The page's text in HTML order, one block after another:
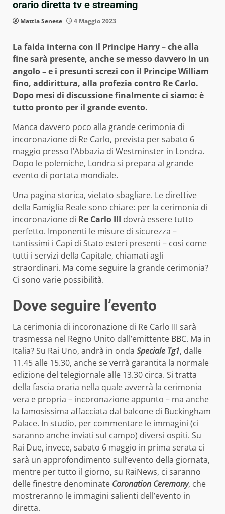
orario diretta tv e streaming
Mattia Senese 4 Maggio 2023
La faida interna con il Principe Harry – che alla
fine sarà presente, anche se messo davvero in un
angolo – e i presunti screzi con il Principe William
fino, addirittura, alla profezia contro Re Carlo.
Dopo mesi di discussione finalmente ci siamo: è
tutto pronto per il grande evento.
Manca davvero poco alla grande cerimonia di
incoronazione di Re Carlo, prevista per sabato 6
maggio presso l’Abbazia di Westminster in Londra.
Dopo le polemiche, Londra si prepara al grande
evento di portata mondiale.
Una pagina storica, vietato sbagliare. Le direttive
della Famiglia Reale sono chiare: per la cerimonia di
incoronazione di Re Carlo III dovrà essere tutto
perfetto. Imponenti le misure di sicurezza –
tantissimi i Capi di Stato esteri presenti – così come
tutti i servizi della Capitale, chiamati agli
straordinari. Ma come seguire la grande cerimonia?
Ci sono varie possibilità.
Dove seguire l’evento
La cerimonia di incoronazione di Re Carlo III sarà
trasmessa nel Regno Unito dall’emittente BBC. Ma in
Italia? Su Rai Uno, andrà in onda Speciale Tg1, dalle
11.45 alle 15.30, anche se verrà garantita la normale
edizione del telegiornale alle 13.30 circa. Si tratta
della fascia oraria nella quale avverrà la cerimonia
vera e propria – incoronazione appunto – ma anche
la famosissima affacciata dal balcone di Buckingham
Palace. In studio, per commentare le immagini (ci
saranno anche inviati sul campo) diversi ospiti. Su
Rai Due, invece, sabato 6 maggio in prima serata ci
sarà un approfondimento sull’evento della giornata,
mentre per tutto il giorno, su RaiNews, ci saranno
delle finestre denominate Coronation Ceremony, che
mostreranno le immagini salienti dell’evento in
diretta.